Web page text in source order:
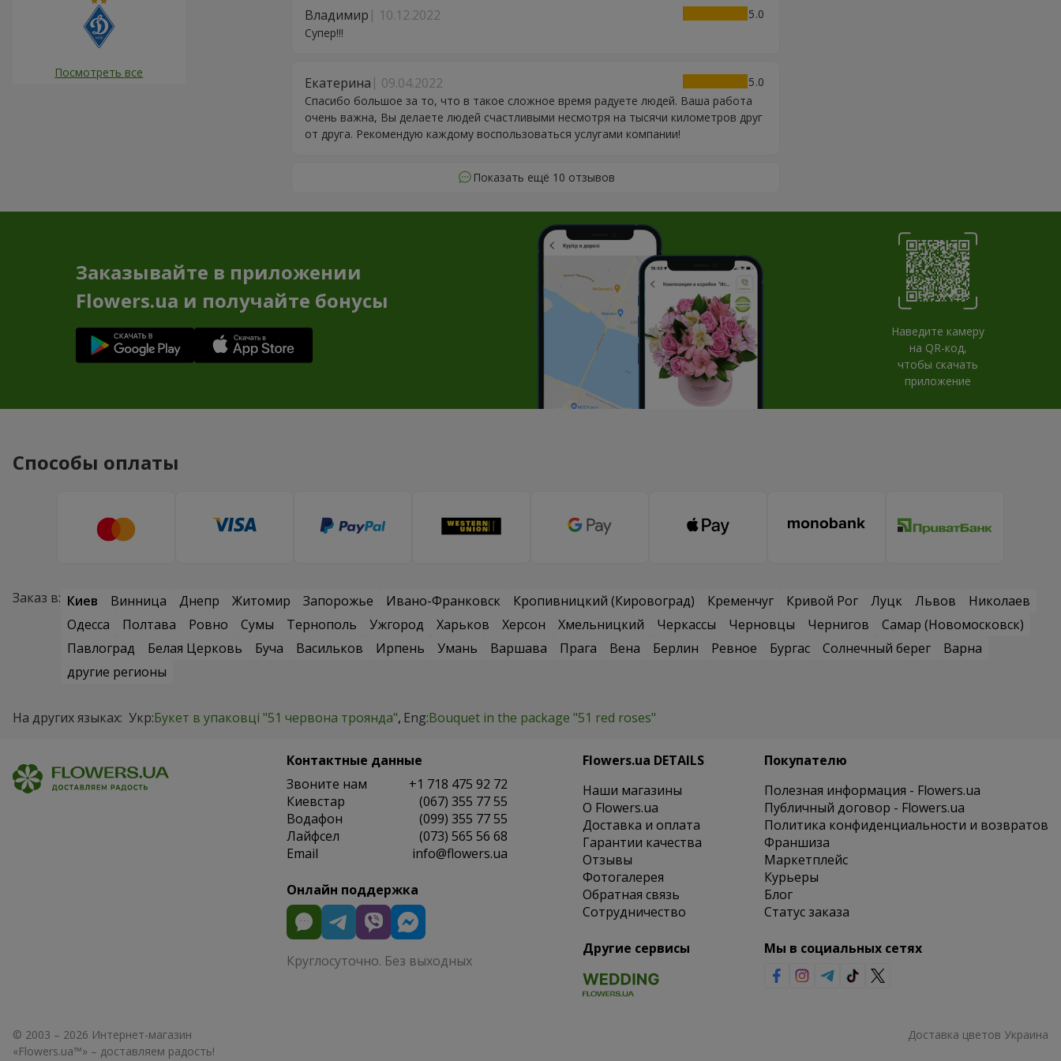
Владимир 10.12.2022
5
Супер!!!
Екатерина 09.04.2022
5
Спасибо большое за то, что в такое сложное время радуете людей. Ваша работа
очень важна, Вы делаете людей счастливыми несмотря на тысячи километров друг
от друга. Рекомендую каждому воспользоваться услугами компании!
Показать ещё 10 отзывов
Посмотреть все
Заказывайте в приложении
Flowers.ua и получайте бонусы
Наведите камеру
на QR-код,
чтобы скачать
приложение
Способы оплаты
Заказ в: Киев Винница Днепр Житомир Запорожье Ивано-Франковск Кропивницкий (Кировоград) Кременчуг Кривой Рог Луцк Львов
Николаев
Одесса
Полтава Ровно Сумы Тернополь Ужгород Харьков Херсон Хмельницкий Черкассы Черновцы Чернигов
Самар (Новомосковск)
Павлоград
Белая Церковь Буча Васильков Ирпень Умань Варшава Прага Вена Берлин Ревное Бургас Солнечный берег
Варна
другие регионы
На других языках: Укр:Букет в упаковці "51 червона троянда" Eng:Bouquet in the package "51 red roses"
Контактные данные
Звоните нам
+1 718 475 92 72
Киевстар
(067) 355 77 55
Водафон
(099) 355 77 55
Лайфсел
(073) 565 56 68
Email
info@flowers.ua
Онлайн поддержка
Круглосуточно. Без выходных
Flowers.ua DETAILS
Наши магазины
O Flowers.ua
Доставка и оплата
Гарантии качества
Отзывы
Фотогалерея
Обратная связь
Сотрудничество
Другие сервисы
Покупателю
Полезная информация - Flowers.ua
Публичный договор - Flowers.ua
Политика конфиденциальности и возвратов
Франшиза
Маркетплейс
Курьеры
Блог
Статус заказа
Мы в социальных сетях
© 2003 – 2026 Интернет-магазин
«Flowers.ua™» – доставляем радость!
Доставка цветов Украина